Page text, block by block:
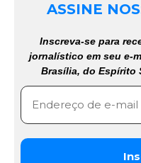
ASSINE
Inscreva-se para
jornalístico em seu e-
Brasília, do Espírito